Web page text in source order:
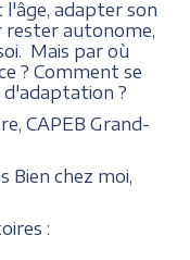
l'âge, adapter son
autonome,
Mais par où
? Comment se
?
CAPEB Grand-
Bien chez moi,
: